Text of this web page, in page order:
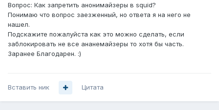
Вопрос: Как запретить анонимайзеры в squid?
Понимаю что вопрос заезженный, но ответа я на него не
нашел.
Подскажите пожалуйста как это можно сделать, если
заблокировать не все ананемайзеры то хотя бы часть.
Заранее Благодарен. :)
Вставить ник Цитата